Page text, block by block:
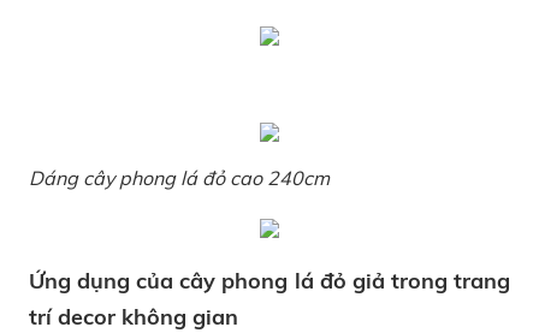
Dáng cây phong lá đỏ cao 240cm
Ứng dụng của cây phong lá đỏ giả trong trang
trí decor không gian